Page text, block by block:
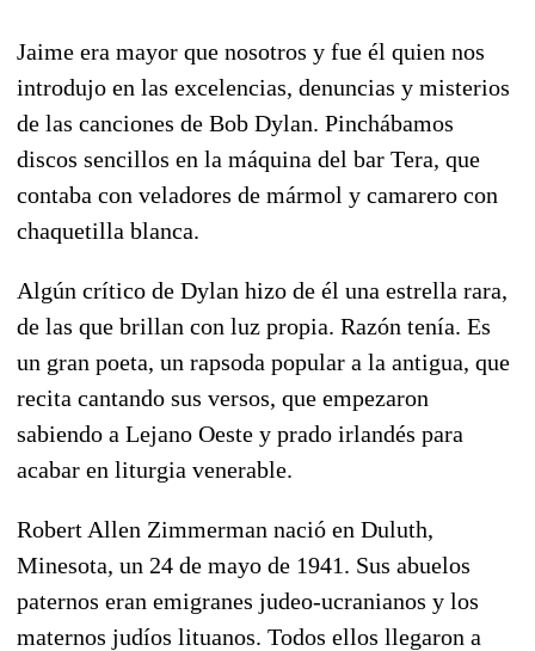
Jaime era mayor que nosotros y fue él quien nos
introdujo en las excelencias, denuncias y misterios
de las canciones de Bob Dylan. Pinchábamos
discos sencillos en la máquina del bar Tera, que
contaba con veladores de mármol y camarero con
chaquetilla blanca.
Algún crítico de Dylan hizo de él una estrella rara,
de las que brillan con luz propia. Razón tenía. Es
un gran poeta, un rapsoda popular a la antigua, que
recita cantando sus versos, que empezaron
sabiendo a Lejano Oeste y prado irlandés para
acabar en liturgia venerable.
Robert Allen Zimmerman nació en Duluth,
Minesota, un 24 de mayo de 1941. Sus abuelos
paternos eran emigranes judeo-ucranianos y los
maternos judíos lituanos. Todos ellos llegaron a